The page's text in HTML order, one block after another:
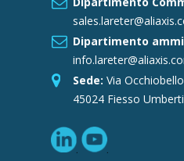
Dipartimento
Sede: Via
45024 Fiesso